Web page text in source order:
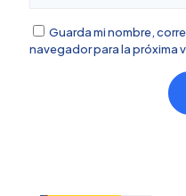
Guarda mi nombre,
navegador para la próxima